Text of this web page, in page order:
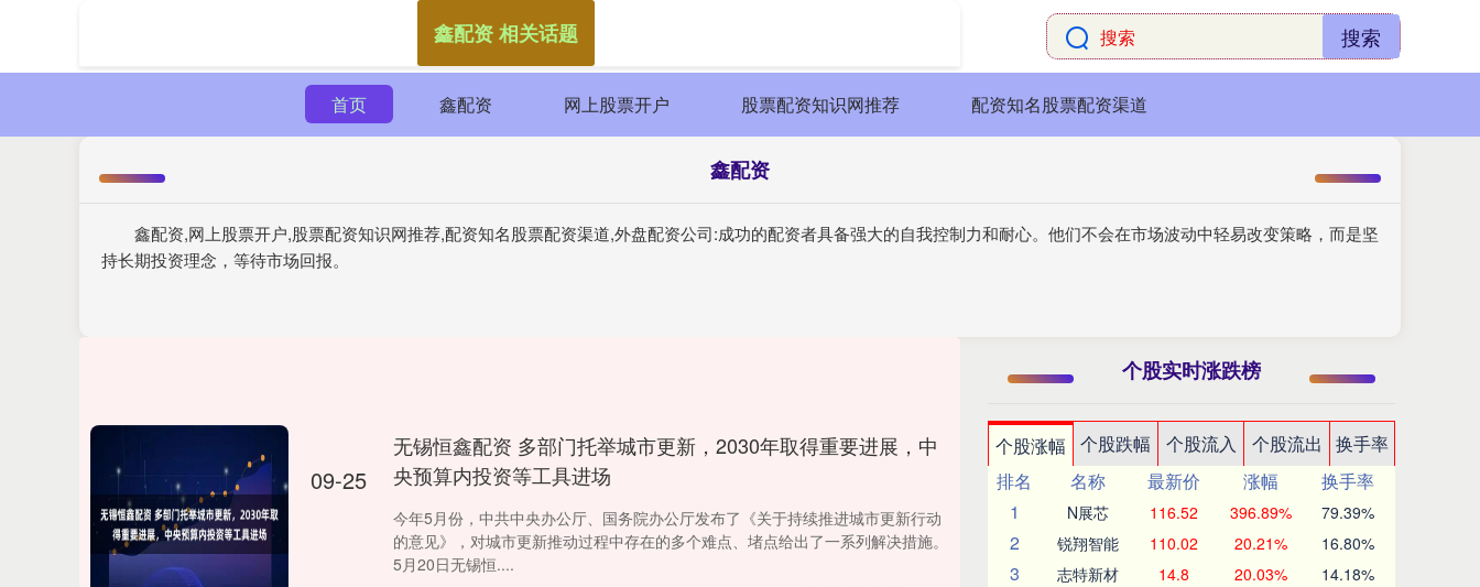
搜索
首页 鑫配资 网上股票开户 股票配资知识网推荐 配资知名股票配资渠道
鑫配资
鑫配资,网上股票开户,股票配资知识网推荐,配资知名股票配资渠道,外盘配资公司:成功的配资者具备强大的自我控制力和耐心。他们不会在市场波动中轻易改变策略，而是坚
持长期投资理念，等待市场回报。
鑫配资 相关话题
09-25
无锡恒鑫配资 多部门托举城市更新，2030年取得重要进展，中
央预算内投资等工具进场
今年5月份，中共中央办公厅、国务院办公厅发布了《关于持续推进城市更新行动
的意见》，对城市更新推动过程中存在的多个难点、堵点给出了一系列解决措施。
5月20日无锡恒....
个股实时涨跌榜
个股涨幅 个股跌幅 个股流入 个股流出
换手率
排名
名称 最新价 涨幅
换手率
1
N展芯 116.52 396.89% 79.39%
2 锐翔智能 110.02 20.21% 16.80%
3 志特新材 14.8 20.03% 14.18%